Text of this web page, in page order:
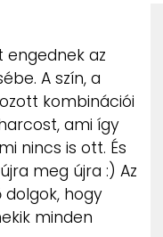
engednek az
A szín, a
kombinációi
ami így
nincs is ott. És
meg újra :) Az
dolgok, hogy
minden